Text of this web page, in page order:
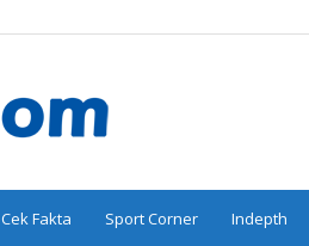
Cek Fakta Sport Corner Indepth